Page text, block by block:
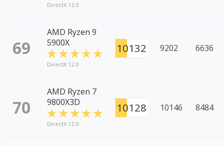
DirectX 12.0
69
AMD Ryzen 9
5900X
DirectX 12.0
10132 9202 6636
70
AMD Ryzen 7
9800X3D
DirectX 12.0
10128 10146 8484